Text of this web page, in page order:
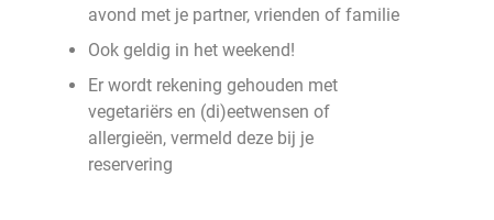
avond met je partner, vrienden of familie
Ook geldig in het weekend!
Er wordt rekening gehouden met
vegetariërs en (di)eetwensen of
allergieën, vermeld deze bij je
reservering